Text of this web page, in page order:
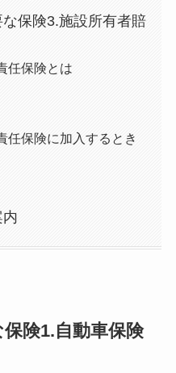
保険3.施設所有者賠
任保険とは
任保険に加入するとき
険1.自動車保険